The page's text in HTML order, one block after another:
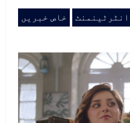
انٹرٹینمنٹ خاص خبریں